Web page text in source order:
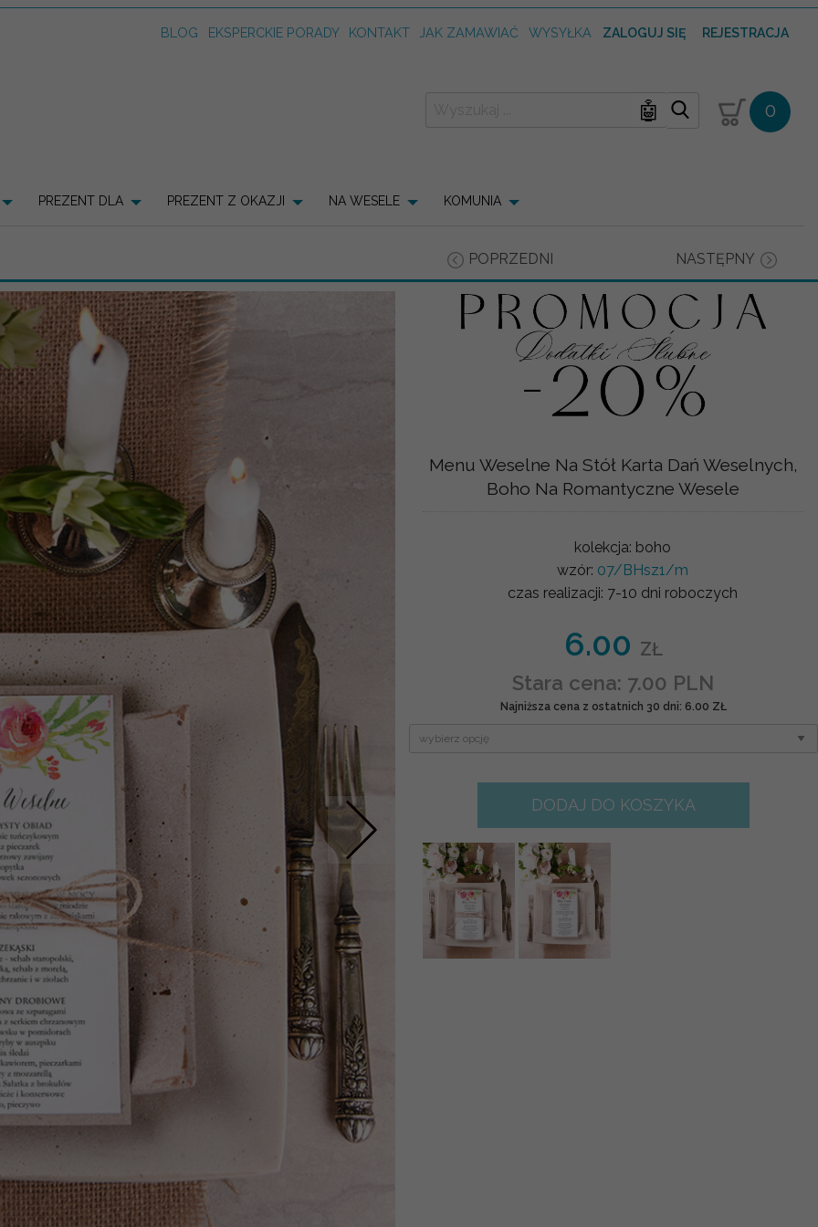
BLOG EKSPERCKIE PORADY KONTAKT JAK ZAMAWIAĆ WYSYŁKA ZALOGUJ SIĘ REJESTRACJA
🤖 0
PREZENT DLA PREZENT Z OKAZJI NA WESELE KOMUNIA
POPRZEDNI NASTĘPNY
Nastepne
Menu Weselne Na Stół Karta Dań Weselnych,
Boho Na Romantyczne Wesele
kolekcja: boho
wzór: 07/BHsz1/m
czas realizacji: 7-10 dni roboczych
6.00 ZŁ
Stara cena: 7.00 PLN
Najniższa cena z ostatnich 30 dni: 6.00 ZŁ
DODAJ DO KOSZYKA